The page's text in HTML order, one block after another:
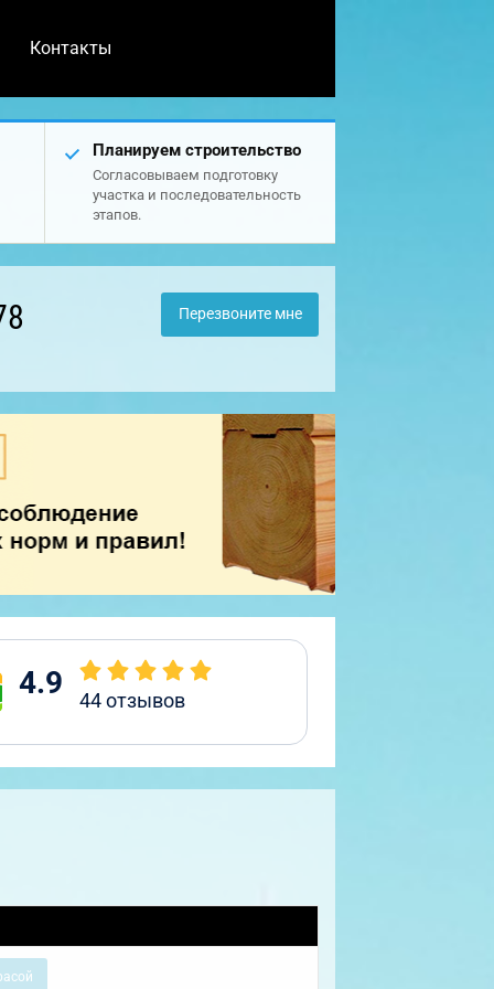
Контакты
Планируем строительство
Согласовываем подготовку
участка и последовательность
этапов.
Перезвоните мне
4.9 44отзывов